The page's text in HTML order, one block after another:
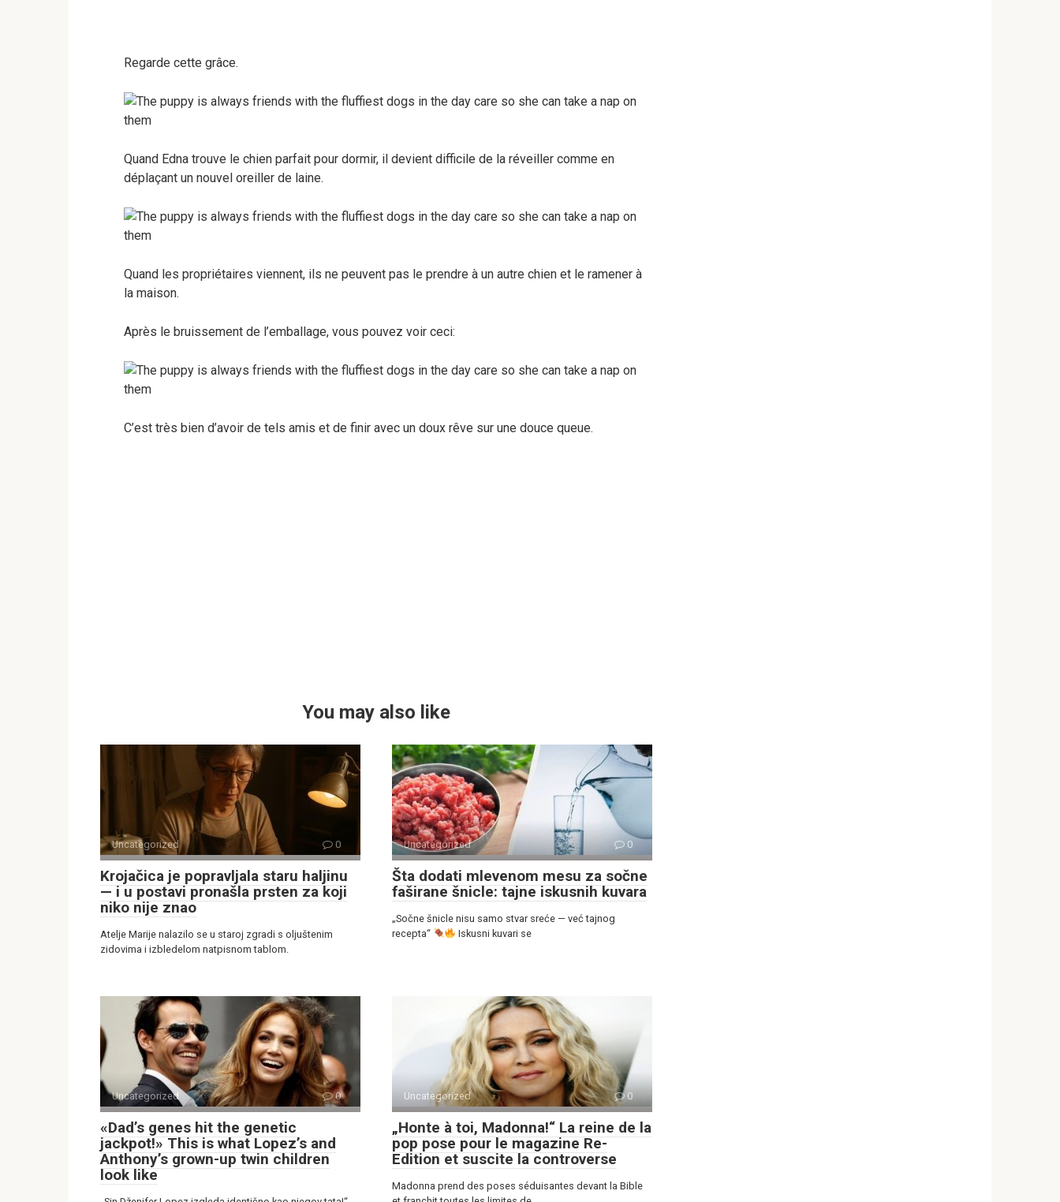
Regarde cette grâce.
Quand Edna trouve le chien parfait pour dormir, il devient difficile de la réveiller comme en
déplaçant un nouvel oreiller de laine.
Quand les propriétaires viennent, ils ne peuvent pas le prendre à un autre chien et le ramener à
la maison.
Après le bruissement de l’emballage, vous pouvez voir ceci:
C’est très bien d’avoir de tels amis et de finir avec un doux rêve sur une douce queue.
You may also like
Uncategorized 0
Krojačica je popravljala staru haljinu
— i u postavi pronašla prsten za koji
niko nije znao
Atelje Marije nalazilo se u staroj zgradi s oljuštenim
zidovima i izbledelom natpisnom tablom.
Uncategorized 0
Šta dodati mlevenom mesu za sočne
faširane šnicle: tajne iskusnih kuvara
„Sočne šnicle nisu samo stvar sreće — već tajnog
recepta“
Iskusni kuvari se
Uncategorized 0
«Dad’s genes hit the genetic
jackpot!» This is what Lopez’s and
Anthony’s grown-up twin children
look like
Uncategorized 0
„Honte à toi, Madonna!“ La reine de la
pop pose pour le magazine Re-
Edition et suscite la controverse
Madonna prend des poses séduisantes devant la Bible